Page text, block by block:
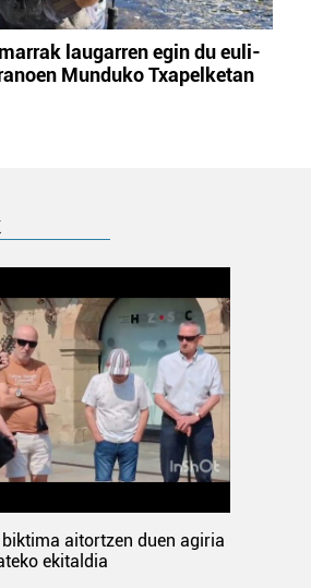
laugarren egin du euli-
Munduko Txapelketan
aitortzen duen agiria
ekitaldia